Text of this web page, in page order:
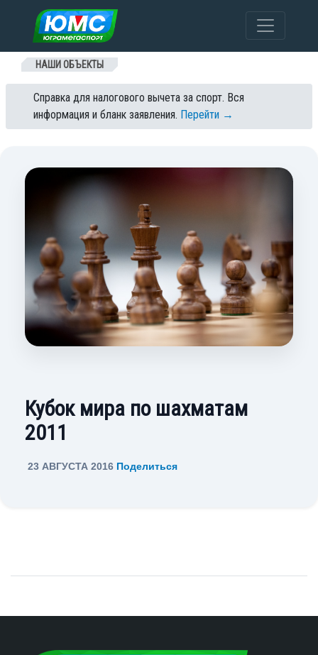
Перейти к содержанию
НАШИ ОБЪЕКТЫ
Справка для налогового вычета за спорт. Вся
информация и бланк заявления. Перейти →
Кубок мира по шахматам
2011
23 АВГУСТА 2016 Поделиться